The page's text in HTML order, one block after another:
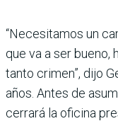
“Necesitamos un
que va a ser bueno,
tanto crimen”, dijo
años. Antes de
cerrará la oficina